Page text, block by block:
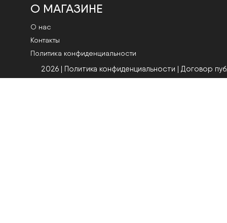
О МАГАЗИНЕ
О нас
Контакты
Политика конфиденциальности
2026 | Политика конфиденциальности | Договор